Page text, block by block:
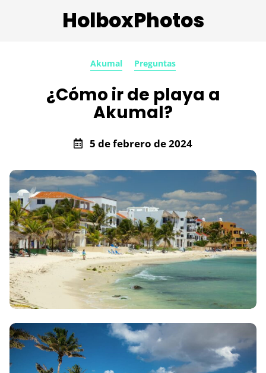
HolboxPhotos
Akumal Preguntas
¿Cómo ir de playa a
Akumal?
5 de febrero de 2024